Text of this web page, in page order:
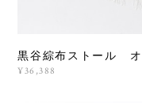
黒谷綜布ストール オ
¥36,388